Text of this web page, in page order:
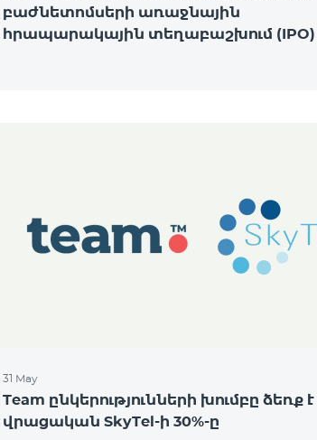
բաժնետոմսերի առաջնային
հրապարակային տեղաբաշխում (IPO)
31 May
Team ընկերությունների խումբը ձեռք է
վրացական SkyTel-ի 30%-ը